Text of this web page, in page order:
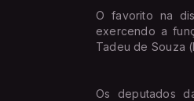
O favorito na
exercendo a
Tadeu de Souza
Os deputados